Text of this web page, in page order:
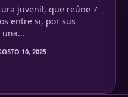
juvenil, que reúne 7
entre si, por sus
10, 2025